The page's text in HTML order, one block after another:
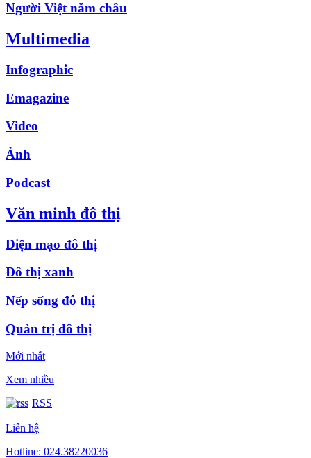
Người Việt năm châu
Multimedia
Infographic
Emagazine
Video
Ảnh
Podcast
Văn minh đô thị
Diện mạo đô thị
Đô thị xanh
Nếp sống đô thị
Quản trị đô thị
Mới nhất
Xem nhiều
RSS
Liên hệ
Hotline: 024.38220036